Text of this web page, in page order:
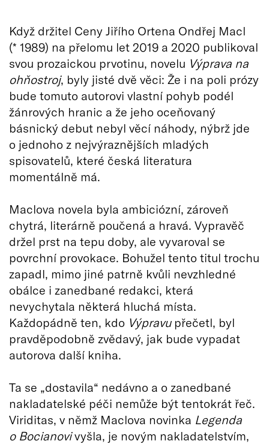
Když držitel Ceny Jiřího Ortena Ondřej Macl
(* 1989) na přelomu let 2019 a 2020 publikoval
svou prozaickou prvotinu, novelu Výprava na
ohňostroj, byly jisté dvě věci: Že i na poli prózy
bude tomuto autorovi vlastní pohyb podél
žánrových hranic a že jeho oceňovaný
básnický debut nebyl věcí náhody, nýbrž jde
o jednoho z nejvýraznějších mladých
spisovatelů, které česká literatura
momentálně má.
Maclova novela byla ambiciózní, zároveň
chytrá, literárně poučená a hravá. Vypravěč
držel prst na tepu doby, ale vyvaroval se
povrchní provokace. Bohužel tento titul trochu
zapadl, mimo jiné patrně kvůli nevzhledné
obálce i zanedbané redakci, která
nevychytala některá hluchá místa.
Každopádně ten, kdo Výpravu přečetl, byl
pravděpodobně zvědavý, jak bude vypadat
autorova další kniha.
Ta se „dostavila“ nedávno a o zanedbané
nakladatelské péči nemůže být tentokrát řeč.
Viriditas, v němž Maclova novinka Legenda
o Bocianovivyšla, je novým nakladatelstvím,